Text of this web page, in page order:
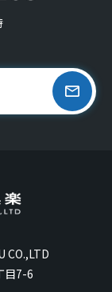
CO.,LTD
目7-6